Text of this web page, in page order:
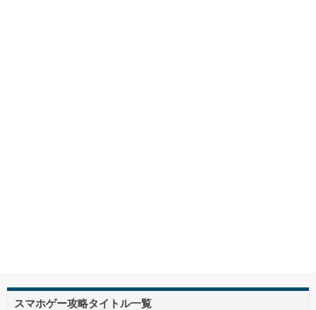
スマホゲー攻略タイトル一覧